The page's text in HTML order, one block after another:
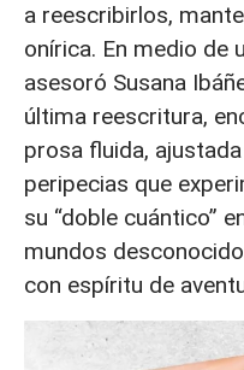
a reescribirlos,
onírica. En medio de
asesoró Susana
última reescritura,
prosa fluida,
peripecias que
su “doble cuántico”
mundos
con espíritu de